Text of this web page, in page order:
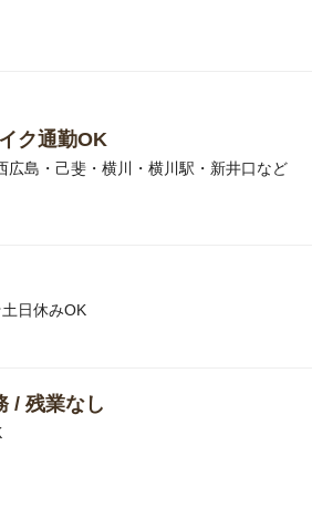
ク通勤OK
広島・己斐・横川・横川駅・新井口など
日休みOK
/ 残業なし